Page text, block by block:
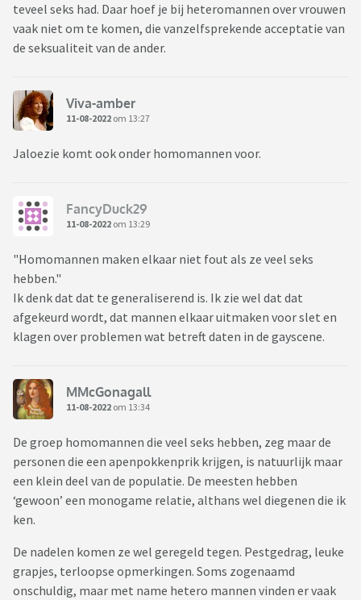
teveel seks had. Daar hoef je bij heteromannen over vrouwen
vaak niet om te komen, die vanzelfsprekende acceptatie van
de seksualiteit van de ander.
Viva-amber
11-08-2022 om 13:27
Jaloezie komt ook onder homomannen voor.
FancyDuck29
11-08-2022 om 13:29
"Homomannen maken elkaar niet fout als ze veel seks
hebben."
Ik denk dat dat te generaliserend is. Ik zie wel dat dat
afgekeurd wordt, dat mannen elkaar uitmaken voor slet en
klagen over problemen wat betreft daten in de gayscene.
MMcGonagall
11-08-2022 om 13:34
De groep homomannen die veel seks hebben, zeg maar de
personen die een apenpokkenprik krijgen, is natuurlijk maar
een klein deel van de populatie. De meesten hebben
‘gewoon’ een monogame relatie, althans wel diegenen die ik
ken.
De nadelen komen ze wel geregeld tegen. Pestgedrag, leuke
grapjes, terloopse opmerkingen. Soms zogenaamd
onschuldig, maar met name hetero mannen vinden er vaak